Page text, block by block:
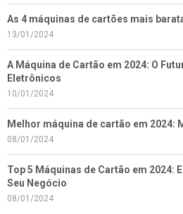
As 4 máquinas de cartões mais
13/01/2024
A Máquina de Cartão em 2024: O
Eletrônicos
10/01/2024
Melhor máquina de cartão em 2024:
08/01/2024
Top 5 Máquinas de Cartão em 2024:
Seu Negócio
08/01/2024